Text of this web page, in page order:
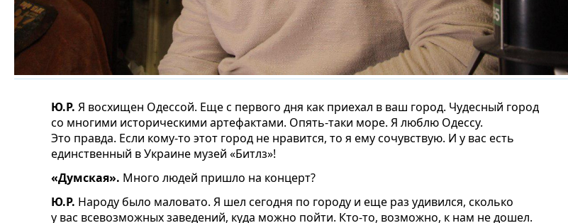
Ю.Р. Я восхищен Одессой. Еще с первого дня как приехал в ваш город. Чудесный город
со многими историческими артефактами. Опять-таки море. Я люблю Одессу.
Это правда. Если кому-то этот город не нравится, то я ему сочувствую. И у вас есть
единственный в Украине музей «Битлз»!
«Думская». Много людей пришло на концерт?
Ю.Р. Народу было маловато. Я шел сегодня по городу и еще раз удивился, сколько
у вас всевозможных заведений, куда можно пойти. Кто-то, возможно, к нам не дошел.